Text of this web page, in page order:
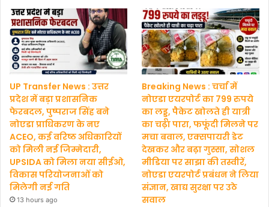
UP Transfer News : उत्तर
प्रदेश में बड़ा प्रशासनिक
फेरबदल, पुष्पराज सिंह बने
नोएडा प्राधिकरण के नए
ACEO, कई वरिष्ठ अधिकारियों
को मिली नई जिम्मेदारी,
UPSIDA को मिला नया सीईओ,
विकास परियोजनाओं को
मिलेगी नई गति
13 hours ago
Breaking News : चर्चा में
नोएडा एयरपोर्ट का 799 रुपये
का लड्डू, पैकेट खोलते ही यात्री
का चढ़ा पारा, फफूंदी मिलने पर
मचा बवाल, एक्सपायरी डेट
देखकर और बढ़ा गुस्सा, सोशल
मीडिया पर साझा की तस्वीरें,
नोएडा एयरपोर्ट प्रबंधन ने लिया
संज्ञान, खाद्य सुरक्षा पर उठे
सवाल